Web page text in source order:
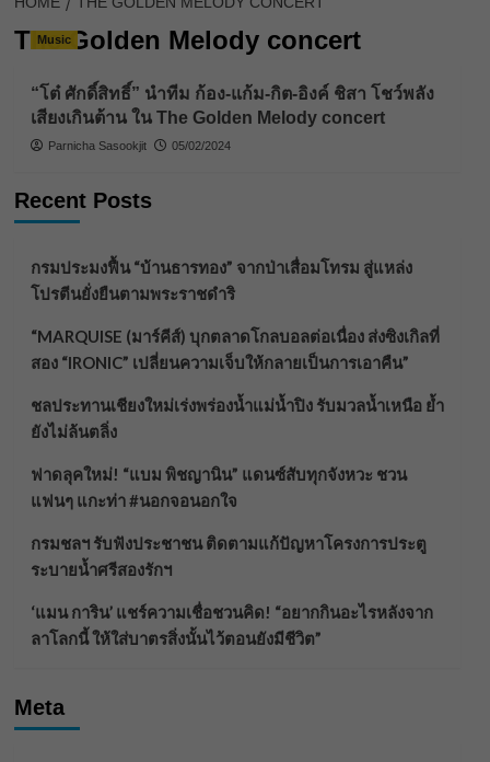
The Golden Melody concert
Music
“โต๋ ศักดิ์สิทธิ์” นำทีม ก้อง-แก้ม-กิต-อิงค์ ชิสา โชว์พลัง
เสียงเกินต้าน ใน The Golden Melody concert
Parnicha Sasookjit 05/02/2024
Recent Posts
กรมประมงฟื้น “บ้านธารทอง” จากป่าเสื่อมโทรม สู่แหล่ง
โปรตีนยั่งยืนตามพระราชดำริ
“MARQUISE (มาร์คีส์) บุกตลาดโกลบอลต่อเนื่อง ส่งซิงเกิลที่
สอง “IRONIC” เปลี่ยนความเจ็บให้กลายเป็นการเอาคืน”
ชลประทานเชียงใหม่เร่งพร่องน้ำแม่น้ำปิง รับมวลน้ำเหนือ ย้ำ
ยังไม่ล้นตลิ่ง
ฟาดลุคใหม่! “แบม พิชญานิน” แดนซ์สับทุกจังหวะ ชวน
แฟนๆ แกะท่า #นอกจอนอกใจ
กรมชลฯ รับฟังประชาชน ติดตามแก้ปัญหาโครงการประตู
ระบายน้ำศรีสองรักฯ
‘แมน การิน’ แชร์ความเชื่อชวนคิด! “อยากกินอะไรหลังจาก
ลาโลกนี้ ให้ใส่บาตรสิ่งนั้นไว้ตอนยังมีชีวิต”
Meta